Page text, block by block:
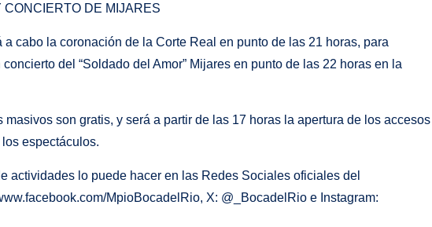
DE MIJARES
cabo la coronación de la Corte Real en punto de las 21 horas, para
del “Soldado del Amor” Mijares en punto de las 22 horas en la
son gratis, y será a partir de las 17 horas la apertura de los accesos
espectáculos.
actividades lo puede hacer en las Redes Sociales oficiales del
MpioBocadelRio, X: @_BocadelRio e Instagram: